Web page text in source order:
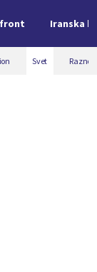
Iranska
Svet Razno